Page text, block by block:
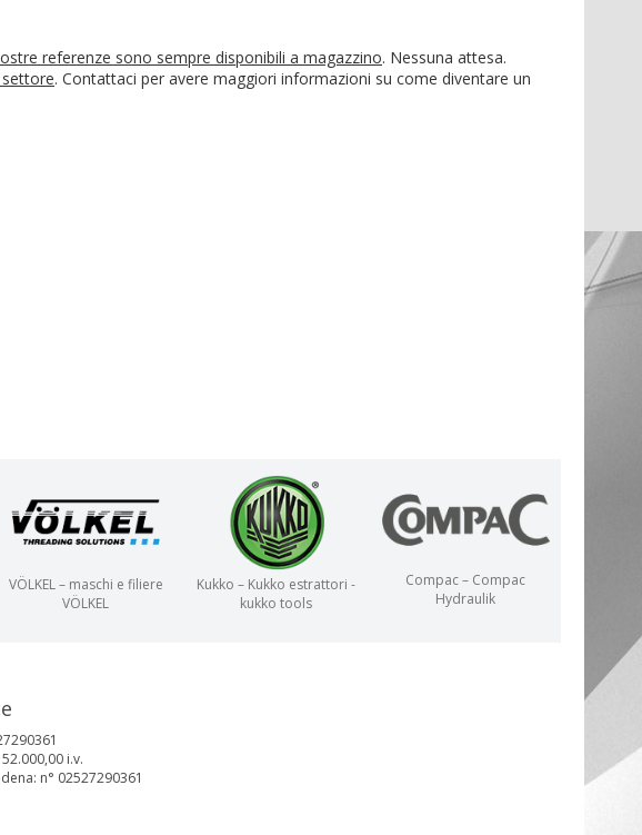
referenze sono sempre disponibili a magazzino. Nessuna attesa.
. Contattaci per avere maggiori informazioni su come diventare un
VÖLKEL – maschi e filiere
VÖLKEL
Kukko – Kukko estrattori -
kukko tools
Compac – Compac
Hydraulik
i.v.
n° 02527290361